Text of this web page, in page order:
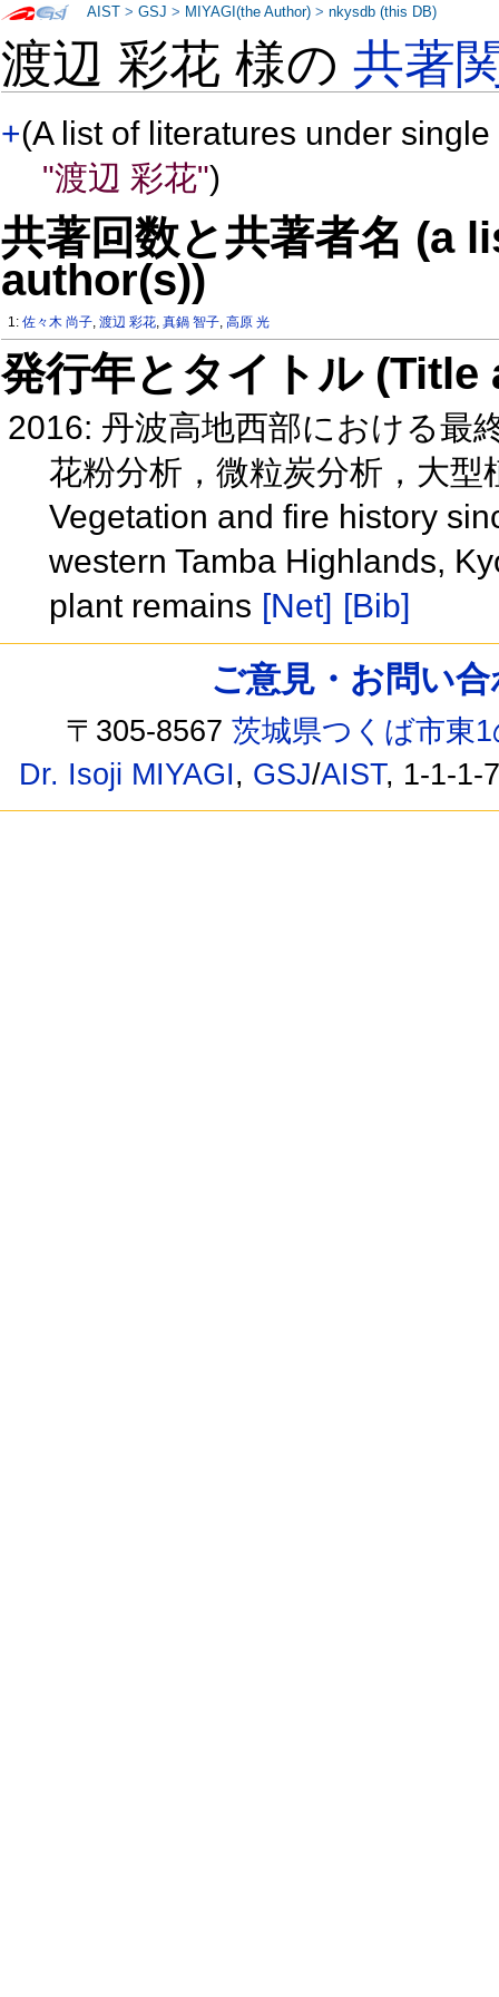
渡辺 彩花 様の共著
+(A list of literatures under
"渡辺 彩花")
共著回数と共著者名 (a
author(s))
1:佐々木 尚子,渡辺 彩花,真鍋 智子,高原 光
発行年とタイトル
2016: 丹波高地西部における最
花粉分析，微粒炭分析，大
Vegetation and fire history
western Tamba Highlands,
plant remains [Net] [Bib]
AIST >GSJ > MIYAGI(the Author) >nkysdb (this DB)
ご意見・お問い
〒305-8567茨城県つくば市東
Dr. Isoji MIYAGI, GSJ/AIST, 1-1-1-